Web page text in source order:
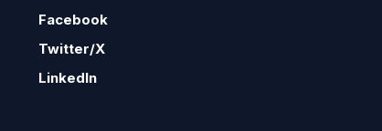
Facebook
Twitter/X
LinkedIn